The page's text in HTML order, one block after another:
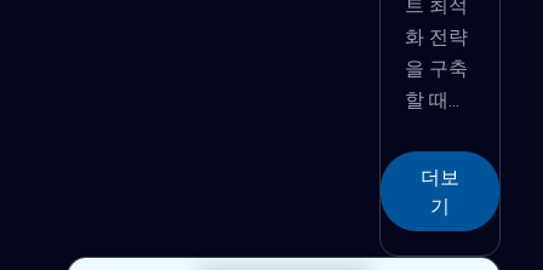
트 최적
화 전략
을 구축
할 때...
더보
기